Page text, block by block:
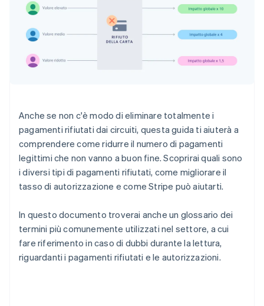
Anche se non c'è modo di eliminare totalmente i
pagamenti rifiutati dai circuiti, questa guida ti aiuterà a
comprendere come ridurre il numero di pagamenti
legittimi che non vanno a buon fine. Scoprirai quali sono
i diversi tipi di pagamenti rifiutati, come migliorare il
tasso di autorizzazione e come Stripe può aiutarti.
In questo documento troverai anche un glossario dei
termini più comunemente utilizzati nel settore, a cui
fare riferimento in caso di dubbi durante la lettura,
riguardanti i pagamenti rifiutati e le autorizzazioni.